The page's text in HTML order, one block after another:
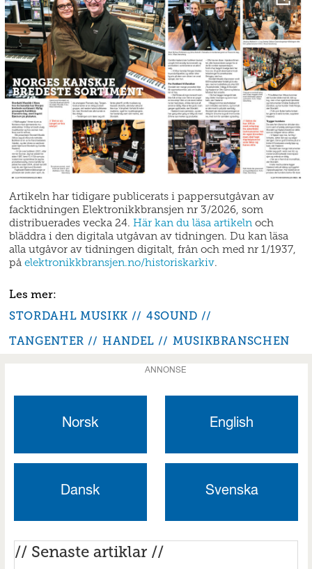
Artikeln har tidigare publicerats i pappersutgåvan av
facktidningen Elektronikkbransjen nr 3/2026, som
distribuerades vecka 24.Här kan du läsa artikeln och
bläddra i den digitala utgåvan av tidningen. Du kan läsa
alla utgåvor av tidningen digitalt, från och med nr 1/1937,
påelektronikkbransjen.no/historiskarkiv.
STORDAHL MUSIKK
4SOUND
TANGENTER
HANDEL MUSIKBRANSCHEN
ANNONSE
Norsk English
Dansk Svenska
// Senaste artiklar //